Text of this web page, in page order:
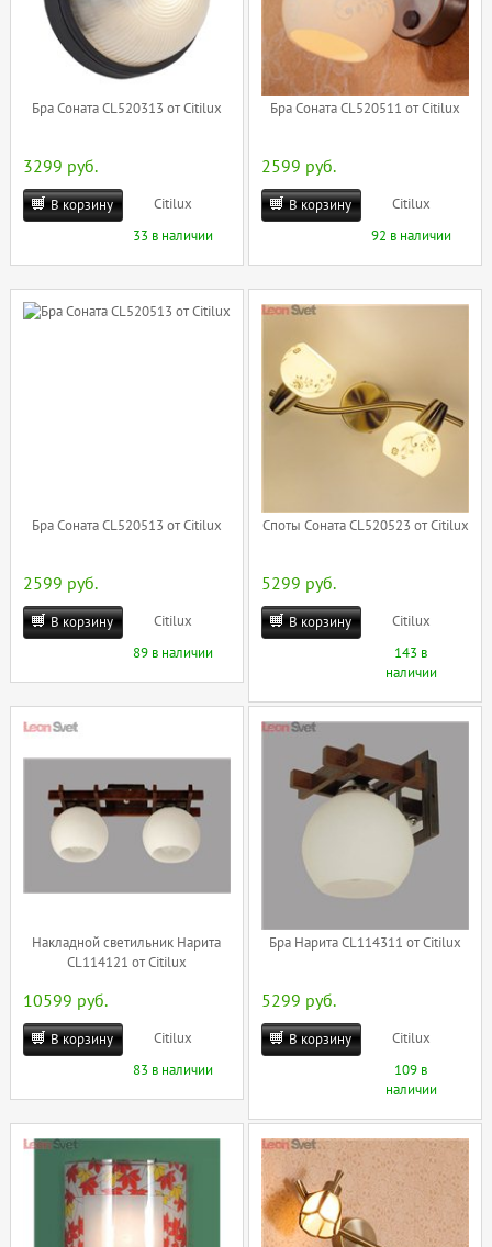
Бра Соната CL520313 от Citilux
3299 руб.
В корзину
Citilux
33 в наличии
Бра Соната CL520511 от Citilux
2599 руб.
В корзину
Citilux
92 в наличии
Бра Соната CL520513 от Citilux
2599 руб.
В корзину
Citilux
89 в наличии
Споты Соната CL520523 от Citilux
5299 руб.
В корзину
Citilux
143 в
наличии
Накладной светильник Нарита
CL114121 от Citilux
10599 руб.
В корзину
Citilux
83 в наличии
Бра Нарита CL114311 от Citilux
5299 руб.
В корзину
Citilux
109 в
наличии